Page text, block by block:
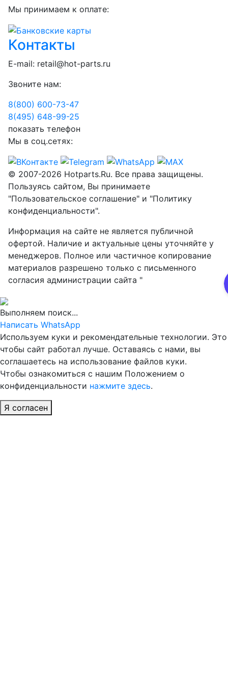
Мы принимаем к оплате:
Контакты
E-mail: retail@hot-parts.ru
Звоните нам:
8(800) 600-73-47
8(495) 648-99-25
показать телефон
Мы в соц.сетях:
© 2007-2026 Hotparts.Ru. Все права защищены.
Пользуясь сайтом, Вы принимаете
"Пользовательское соглашение" и "Политику
конфиденциальности".
Информация на сайте не является публичной
офертой. Наличие и актуальные цены уточняйте у
менеджеров. Полное или частичное копирование
материалов разрешено только с письменного
согласия администрации сайта "
Выполняем поиск...
Написать WhatsApp
Используем куки и рекомендательные технологии. Это
чтобы сайт работал лучше. Оставаясь с нами, вы
соглашаетесь на использование файлов куки.
Чтобы ознакомиться с нашим Положением о
конфиденциальности нажмите здесь.
Я согласен